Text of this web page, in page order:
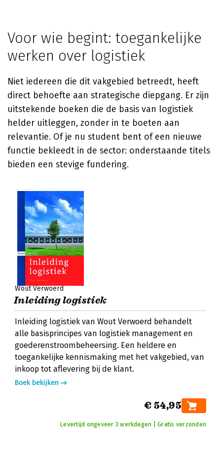
Voor wie begint: toegankelijke
werken over logistiek
Niet iedereen die dit vakgebied betreedt, heeft
direct behoefte aan strategische diepgang. Er zijn
uitstekende boeken die de basis van logistiek
helder uitleggen, zonder in te boeten aan
relevantie. Of je nu student bent of een nieuwe
functie bekleedt in de sector: onderstaande titels
bieden een stevige fundering.
Wout Verwoerd
Inleiding logistiek
Inleiding logistiek van Wout Verwoerd behandelt
alle basisprincipes van logistiek management en
goederenstroombeheersing. Een heldere en
toegankelijke kennismaking met het vakgebied, van
inkoop tot aflevering bij de klant.
Boek bekijken
€ 54,95
Levertijd ongeveer 3 werkdagen | Gratis verzonden